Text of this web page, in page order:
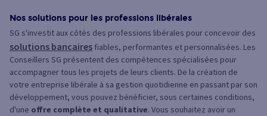
Nos solutions pour les professions libérales
SG s'investit aux côtés des professions libérales pour concevoir des
solutions bancaires fiables, performantes et personnalisées. Les
Conseillers SG présentent des compétences spécialisées pour
accompagner tous les projets de leurs clients. De la création de
votre entreprise libérale à sa gestion quotidienne en passant par son
développement, vous pouvez bénéficier, sous certaines conditions,
d'une offre complète et qualitative. Vous souhaitez avoir un